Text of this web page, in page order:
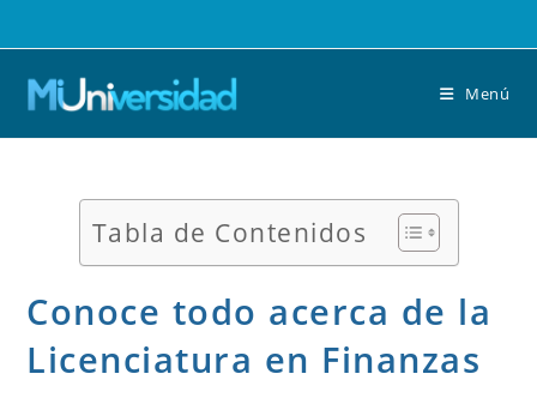
al
contenido
Menú
Tabla de Contenidos
Conoce todo acerca de la
Licenciatura en Finanzas